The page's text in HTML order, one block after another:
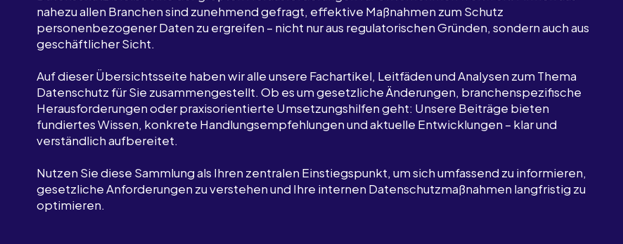
nahezu allen Branchen sind zunehmend gefragt, effektive Maßnahmen zum Schutz
personenbezogener Daten zu ergreifen – nicht nur aus regulatorischen Gründen, sondern auch aus
geschäftlicher Sicht.
Auf dieser Übersichtsseite haben wir alle unsere Fachartikel, Leitfäden und Analysen zum Thema
Datenschutz für Sie zusammengestellt. Ob es um gesetzliche Änderungen, branchenspezifische
Herausforderungen oder praxisorientierte Umsetzungshilfen geht: Unsere Beiträge bieten
fundiertes Wissen, konkrete Handlungsempfehlungen und aktuelle Entwicklungen – klar und
verständlich aufbereitet.
Nutzen Sie diese Sammlung als Ihren zentralen Einstiegspunkt, um sich umfassend zu informieren,
gesetzliche Anforderungen zu verstehen und Ihre internen Datenschutzmaßnahmen langfristig zu
optimieren.